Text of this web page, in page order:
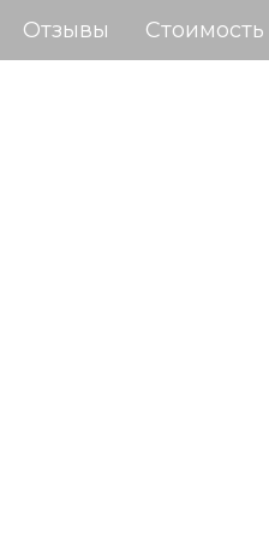
Отзывы Стоимость